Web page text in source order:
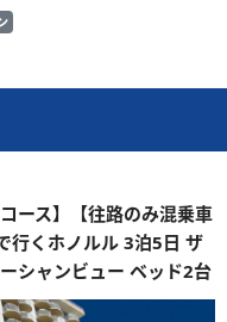
ース】【往路のみ混乗車
行くホノルル 3泊5日 ザ
シャンビュー ベッド2台